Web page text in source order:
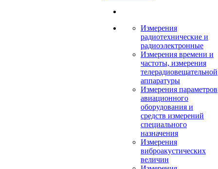
Измерения
радиотехнические и
радиоэлектронные
Измерения времени и
частоты, измерения
телерадиовещательной
аппаратуры
Измерения параметров
авиационного
оборудования и
средств измерений
специального
назначения
Измерения
виброакустических
величин